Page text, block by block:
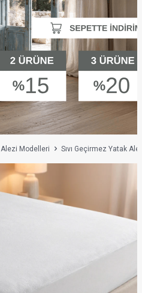
Modelleri Sıvı Geçirmez Yatak